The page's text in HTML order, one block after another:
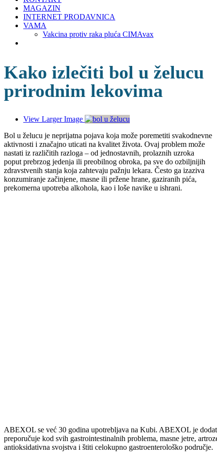
MAGAZIN
INTERNET PRODAVNICA
VAMA
Vakcina protiv raka pluća CIMAvax
Kako izlečiti bol u želucu
prirodnim lekovima
View Larger Image
Bol u želucu je neprijatna pojava koja može poremetiti svakodnevne
aktivnosti i značajno uticati na kvalitet života. Ovaj problem može
nastati iz različitih razloga – od jednostavnih, prolaznih uzroka
poput prebrzog jedenja ili preobilnog obroka, pa sve do ozbiljnijih
zdravstvenih stanja koja zahtevaju pažnju lekara. Često ga izaziva
konzumiranje začinjene, masne ili pržene hrane, gaziranih pića,
prekomerna upotreba alkohola, kao i loše navike u ishrani.
ABEXOL se već 30 godina upotrebljava na Kubi. ABEXOL je
preporučuje kod svih gastrointestinalnih problema, masne jetre,
antioksidativna svojstva i štiti celokupno gastroenterološko područje.